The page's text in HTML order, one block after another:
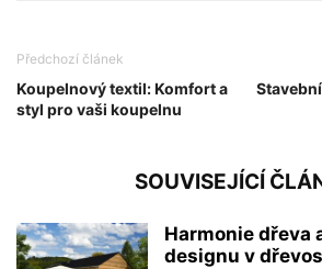
Předchozí článek
Koupelnový textil: Komfort a
styl pro vaši koupelnu
SOUVISEJÍCÍ
Harmonie dřeva
designu v